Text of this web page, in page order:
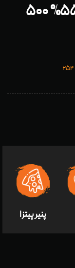
کوکتل ژاپنی گوشت قرمز ۵۵% ۵۰۰
پنير پيتزا